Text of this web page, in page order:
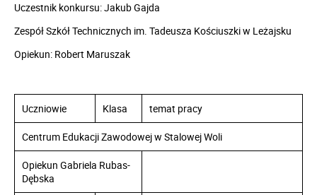
Uczestnik konkursu: Jakub Gajda
Zespół Szkół Technicznych im. Tadeusza Kościuszki w Leżajsku
Opiekun: Robert Maruszak
Uczniowie Klasa temat pracy
Centrum Edukacji Zawodowej w Stalowej Woli
Opiekun Gabriela Rubas-
Dębska